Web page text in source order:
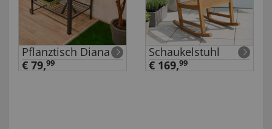
Pflanztisch Diana
€ 79,99
Schaukelstuhl
€ 169,99